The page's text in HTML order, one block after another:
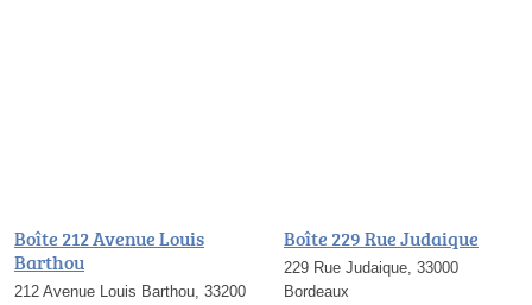
Boîte 212 Avenue Louis
Barthou
212 Avenue Louis Barthou, 33200
Boîte 229 Rue Judaique
229 Rue Judaique, 33000
Bordeaux